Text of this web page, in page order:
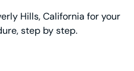
Hills, California for your
step by step.